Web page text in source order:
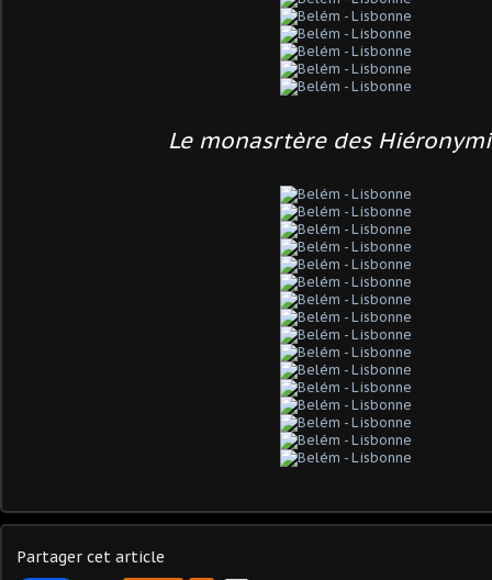
Le monasrtère des
Partager cet article